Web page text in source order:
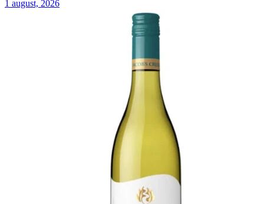
1 august, 2026